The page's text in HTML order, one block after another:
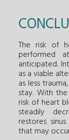
The risk of
performed
anticipated.
as a viable
as less
stay. With
risk of heart
steadily
restores
that may